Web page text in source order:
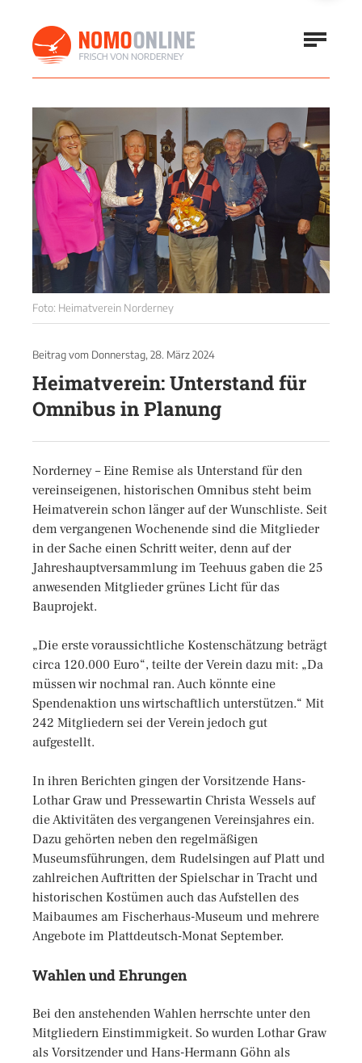
Foto: Heimatverein Norderney
Beitrag vom Donnerstag, 28. März 2024
Heimatverein: Unterstand für
Omnibus in Planung
Norderney – Eine Remise als Unterstand für den
vereinseigenen, historischen Omnibus steht beim
Heimatverein schon länger auf der Wunschliste. Seit
dem vergangenen Wochenende sind die Mitglieder
in der Sache einen Schritt weiter, denn auf der
Jahreshauptversammlung im Teehuus gaben die 25
anwesenden Mitglieder grünes Licht für das
Bauprojekt.
„Die erste voraussichtliche Kostenschätzung beträgt
circa 120.000 Euro“, teilte der Verein dazu mit: „Da
müssen wir nochmal ran. Auch könnte eine
Spendenaktion uns wirtschaftlich unterstützen.“ Mit
242 Mitgliedern sei der Verein jedoch gut
aufgestellt.
In ihren Berichten gingen der Vorsitzende Hans-
Lothar Graw und Pressewartin Christa Wessels auf
die Aktivitäten des vergangenen Vereinsjahres ein.
Dazu gehörten neben den regelmäßigen
Museumsführungen, dem Rudelsingen auf Platt und
zahlreichen Auftritten der Spielschar in Tracht und
historischen Kostümen auch das Aufstellen des
Maibaumes am Fischerhaus-Museum und mehrere
Angebote im Plattdeutsch-Monat September.
Wahlen und Ehrungen
Bei den anstehenden Wahlen herrschte unter den
Mitgliedern Einstimmigkeit. So wurden Lothar Graw
als Vorsitzender und Hans-Hermann Göhn als